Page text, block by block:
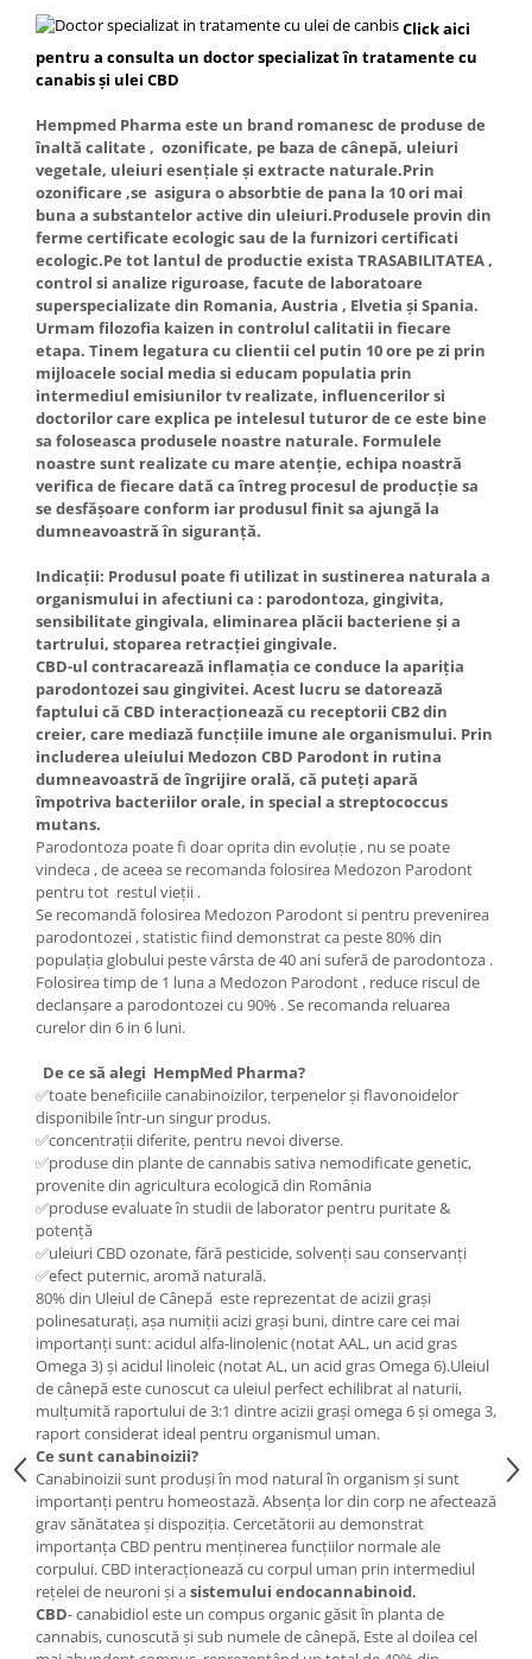
Click aici
pentru a consulta un doctor specializat în tratamente cu
canabis și ulei CBD
Hempmed Pharma este un brand romanesc de produse de
înaltă calitate , ozonificate, pe baza de cânepă, uleiuri
vegetale, uleiuri esențiale și extracte naturale.Prin
ozonificare ,se asigura o absorbtie de pana la 10 ori mai
buna a substantelor active din uleiuri.Produsele provin din
ferme certificate ecologic sau de la furnizori certificati
ecologic.Pe tot lantul de productie exista TRASABILITATEA ,
control si analize riguroase, facute de laboratoare
superspecializate din Romania, Austria , Elvetia și Spania.
Urmam filozofia kaizen in controlul calitatii in fiecare
etapa. Tinem legatura cu clientii cel putin 10 ore pe zi prin
mijloacele social media si educam populatia prin
intermediul emisiunilor tv realizate, influencerilor si
doctorilor care explica pe intelesul tuturor de ce este bine
sa foloseasca produsele noastre naturale. Formulele
noastre sunt realizate cu mare atenție, echipa noastră
verifica de fiecare dată ca întreg procesul de producție sa
se desfășoare conform iar produsul finit sa ajungă la
dumneavoastră în siguranță.
Indicații: Produsul poate fi utilizat in sustinerea naturala a
organismului in afectiuni ca : parodontoza, gingivita,
sensibilitate gingivala, eliminarea plăcii bacteriene și a
tartrului, stoparea retracției gingivale.
CBD-ul contracarează inflamația ce conduce la apariția
parodontozei sau gingivitei. Acest lucru se datorează
faptului că CBD interacționează cu receptorii CB2 din
creier, care mediază funcțiile imune ale organismului. Prin
includerea uleiului Medozon CBD Parodont in rutina
dumneavoastră de îngrijire orală, că puteți apară
împotriva bacteriilor orale, in special a streptococcus
mutans.
Parodontoza poate fi doar oprita din evoluție , nu se poate
vindeca , de aceea se recomanda folosirea Medozon Parodont
pentru tot restul vieții .
Se recomandă folosirea Medozon Parodont si pentru prevenirea
parodontozei , statistic fiind demonstrat ca peste 80% din
populația globului peste vârsta de 40 ani suferă de parodontoza .
Folosirea timp de 1 luna a Medozon Parodont , reduce riscul de
declanșare a parodontozei cu 90% . Se recomanda reluarea
curelor din 6 in 6 luni.
De ce să alegi HempMed Pharma?
✅toate beneficiile canabinoizilor, terpenelor și flavonoidelor
disponibile într-un singur produs.
✅concentrații diferite, pentru nevoi diverse.
✅produse din plante de cannabis sativa nemodificate genetic,
provenite din agricultura ecologică din România
✅produse evaluate în studii de laborator pentru puritate &
potență
✅uleiuri CBD ozonate, fără pesticide, solvenți sau conservanți
✅efect puternic, aromă naturală.
80% din Uleiul de Cânepă este reprezentat de acizii graşi
polinesaturați, aşa numiţii acizi graşi buni, dintre care cei mai
importanţi sunt: acidul alfa-linolenic (notat AAL, un acid gras
Omega 3) şi acidul linoleic (notat AL, un acid gras Omega 6).Uleiul
de cânepă este cunoscut ca uleiul perfect echilibrat al naturii,
mulţumită raportului de 3:1 dintre acizii graşi omega 6 şi omega 3,
raport considerat ideal pentru organismul uman.
Ce sunt canabinoizii?
Canabinoizii sunt produși în mod natural în organism și sunt
importanți pentru homeostază. Absența lor din corp ne afectează
grav sănătatea și dispoziția. Cercetătorii au demonstrat
importanța CBD pentru menținerea funcțiilor normale ale
corpului. CBD interacționează cu corpul uman prin intermediul
rețelei de neuroni și asistemului endocannabinoid.
CBD- canabidiol este un compus organic găsit în planta de
cannabis, cunoscută și sub numele de cânepă, Este al doilea cel